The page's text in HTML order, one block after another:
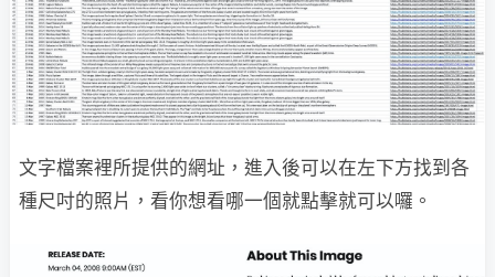
文字檔案裡所提供的網址，進入後可以在左下方找到各
種尺吋的照片，看你想看哪一個就點擊就可以囉。